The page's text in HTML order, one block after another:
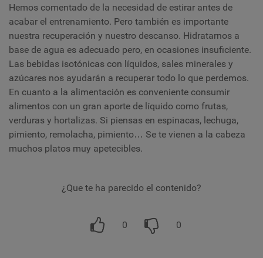
Hemos comentado de la necesidad de estirar antes de
acabar el entrenamiento. Pero también es importante
nuestra recuperación y nuestro descanso. Hidratarnos a
base de agua es adecuado pero, en ocasiones insuficiente.
Las bebidas isotónicas con líquidos, sales minerales y
azúcares nos ayudarán a recuperar todo lo que perdemos.
En cuanto a la alimentación es conveniente consumir
alimentos con un gran aporte de líquido como frutas,
verduras y hortalizas. Si piensas en espinacas, lechuga,
pimiento, remolacha, pimiento… Se te vienen a la cabeza
muchos platos muy apetecibles.
¿Que te ha parecido el contenido?
0 0